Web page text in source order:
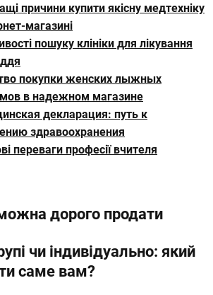
причини купити якісну медтехніку
магазині
пошуку клініки для лікування
покупки женских лыжных
в надежном магазине
декларация: путь к
здравоохранения
переваги професії вчителя
дорого продати
чи індивідуально: який
саме вам?